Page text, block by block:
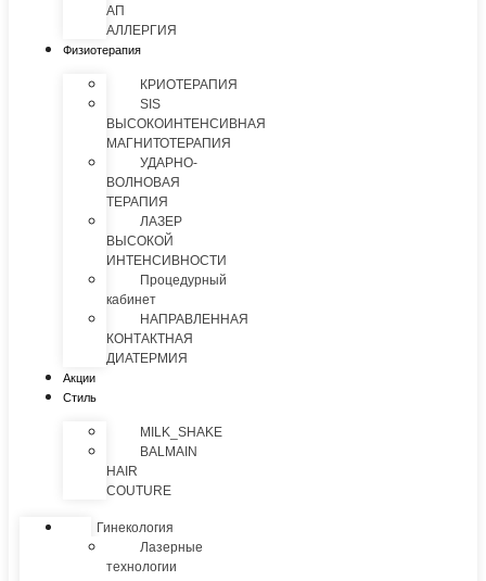
АП
АЛЛЕРГИЯ
Физиотерапия
КРИОТЕРАПИЯ
SIS
ВЫСОКОИНТЕНСИВНАЯ
МАГНИТОТЕРАПИЯ
УДАРНО-
ВОЛНОВАЯ
ТЕРАПИЯ
ЛАЗЕР
ВЫСОКОЙ
ИНТЕНСИВНОСТИ
Процедурный
кабинет
НАПРАВЛЕННАЯ
КОНТАКТНАЯ
ДИАТЕРМИЯ
Акции
Стиль
MILK_SHAKE
BALMAIN
HAIR
COUTURE
Гинекология
Лазерные
технологии